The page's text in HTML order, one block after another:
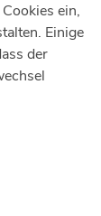
ein,
Einige
der